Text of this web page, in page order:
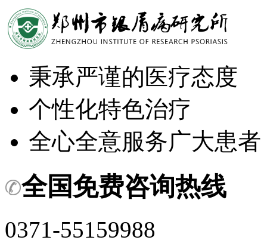
秉承严谨的医疗态度
个性化特色治疗
全心全意服务广大患者
全国免费咨询热线
0371-55159988